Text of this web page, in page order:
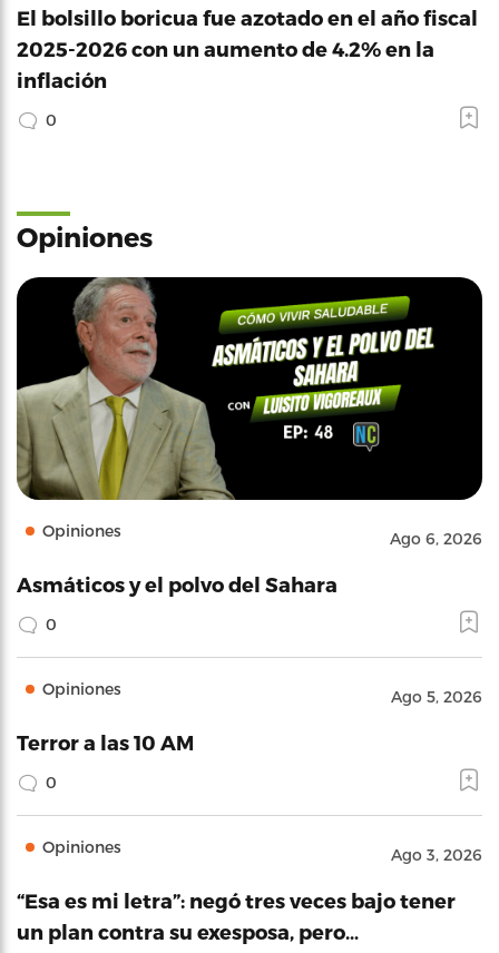
El bolsillo boricua fue azotado en el año fiscal
2025-2026 con un aumento de 4.2% en la
inflación
0
Opiniones
Opiniones Ago 6, 2026
Asmáticos y el polvo del Sahara
0
Opiniones Ago 5, 2026
Terror a las 10 AM
0
Opiniones Ago 3, 2026
“Esa es mi letra”: negó tres veces bajo tener
un plan contra su exesposa, pero…